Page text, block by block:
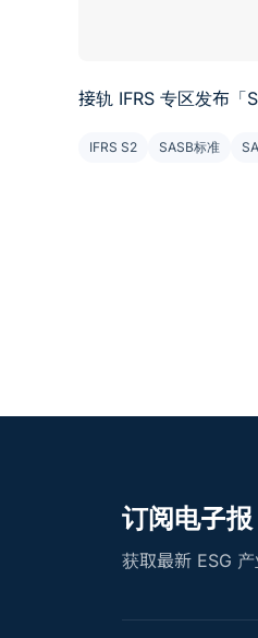
接轨 IFRS 专区发布「
IFRS S2 SASB标准
订阅电子报
获取最新 ESG